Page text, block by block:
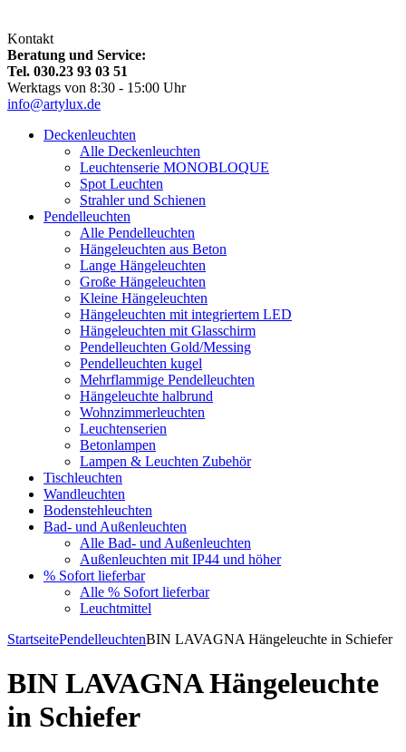
Kontakt
Beratung und Service:
Tel. 030.23 93 03 51
Werktags von 8:30 - 15:00 Uhr
info@artylux.de
Deckenleuchten
Alle Deckenleuchten
Leuchtenserie MONOBLOQUE
Spot Leuchten
Strahler und Schienen
Pendelleuchten
Alle Pendelleuchten
Hängeleuchten aus Beton
Lange Hängeleuchten
Große Hängeleuchten
Kleine Hängeleuchten
Hängeleuchten mit integriertem LED
Hängeleuchten mit Glasschirm
Pendelleuchten Gold/Messing
Pendelleuchten kugel
Mehrflammige Pendelleuchten
Hängeleuchte halbrund
Wohnzimmerleuchten
Leuchtenserien
Betonlampen
Lampen & Leuchten Zubehör
Tischleuchten
Wandleuchten
Bodenstehleuchten
Bad- und Außenleuchten
Alle Bad- und Außenleuchten
Außenleuchten mit IP44 und höher
% Sofort lieferbar
Alle % Sofort lieferbar
Leuchtmittel
StartseitePendelleuchtenBIN LAVAGNA Hängeleuchte in Schiefer
BIN LAVAGNA Hängeleuchte
in Schiefer